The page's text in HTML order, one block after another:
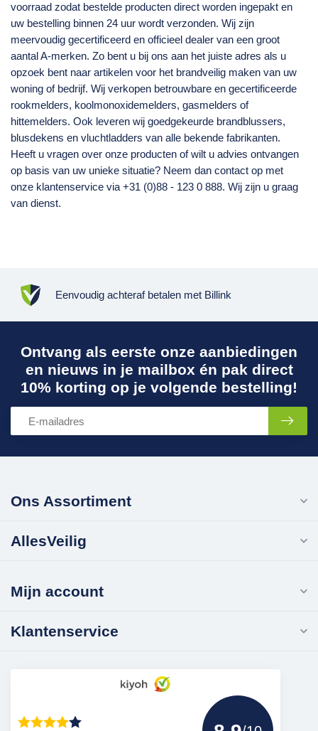
voorraad zodat bestelde producten direct worden ingepakt en
uw bestelling binnen 24 uur wordt verzonden. Wij zijn
meervoudig gecertificeerd en officieel dealer van een groot
aantal A-merken. Zo bent u bij ons aan het juiste adres als u
opzoek bent naar artikelen voor het brandveilig maken van uw
woning of bedrijf. Wij verkopen betrouwbare en gecertificeerde
rookmelders, koolmonoxidemelders, gasmelders of
hittemelders. Ook leveren wij goedgekeurde brandblussers,
blusdekens en vluchtladders van alle bekende fabrikanten.
Heeft u vragen over onze producten of wilt u advies ontvangen
op basis van uw unieke situatie? Neem dan contact op met
onze klantenservice via +31 (0)88 - 123 0 888. Wij zijn u graag
van dienst.
Eenvoudig achteraf betalen met Billink
Ontvang als eerste onze aanbiedingen
en nieuws in je mailbox én pak direct
10% korting op je volgende bestelling!
Ons Assortiment
AllesVeilig
Mijn account
Klantenservice